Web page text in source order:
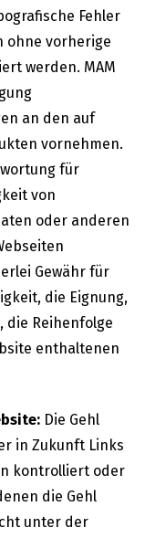
Fehler
ohne vorherige
werden. MAM
an den auf
vornehmen.
für
von
oder anderen
Gewähr für
die Eignung,
die Reihenfolge
enthaltenen
Die Gehl
in Zukunft Links
kontrolliert oder
die Gehl
unter der